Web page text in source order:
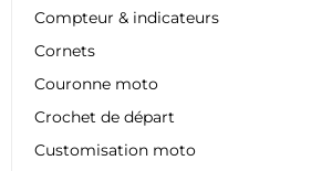
Compteur & indicateurs
Cornets
Couronne moto
Crochet de départ
Customisation moto